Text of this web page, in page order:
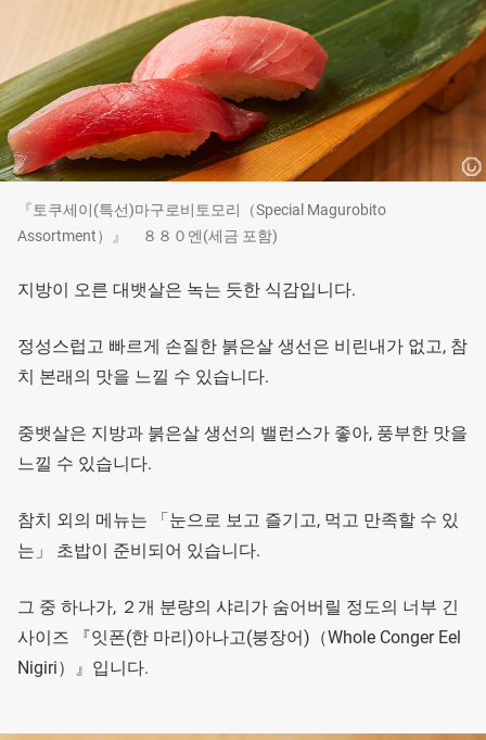
『토쿠세이(특선)마구로비토모리（Special Magurobito
Assortment）』 ８８０엔(세금 포함)
지방이 오른 대뱃살은 녹는 듯한 식감입니다.
정성스럽고 빠르게 손질한 붉은살 생선은 비린내가 없고, 참
치 본래의 맛을 느낄 수 있습니다.
중뱃살은 지방과 붉은살 생선의 밸런스가 좋아, 풍부한 맛을
느낄 수 있습니다.
참치 외의 메뉴는 「눈으로 보고 즐기고, 먹고 만족할 수 있
는」 초밥이 준비되어 있습니다.
그 중 하나가, ２개 분량의 샤리가 숨어버릴 정도의 너부 긴
사이즈 『잇폰(한 마리)아나고(붕장어)（Whole Conger Eel
Nigiri）』입니다.